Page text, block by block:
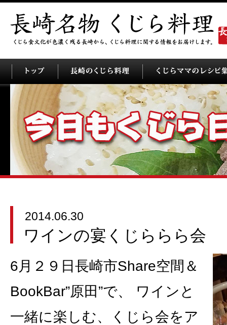
2014.06.30
ワインの宴くじららら会
6月２９日長崎市Share空間＆
BookBar”原田”で、 ワインと
一緒に楽しむ、くじら会をア